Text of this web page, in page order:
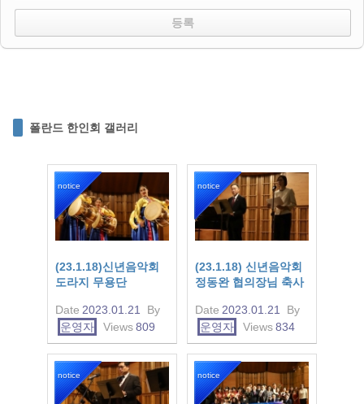
폴란드 한인회 갤러리
notice
(23.1.18)신년음악회
도라지 무용단
Date 2023.01.21
By
운영자
Views809
notice
(23.1.18) 신년음악회
정동완 협의장님 축사
Date 2023.01.21
By
운영자
Views834
notice notice